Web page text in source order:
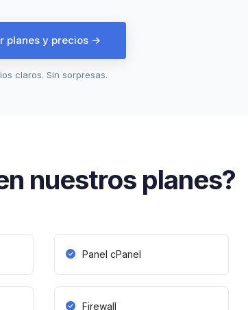
planes y precios →
claros. Sin sorpresas.
nuestros planes?
Panel cPanel
Firewall